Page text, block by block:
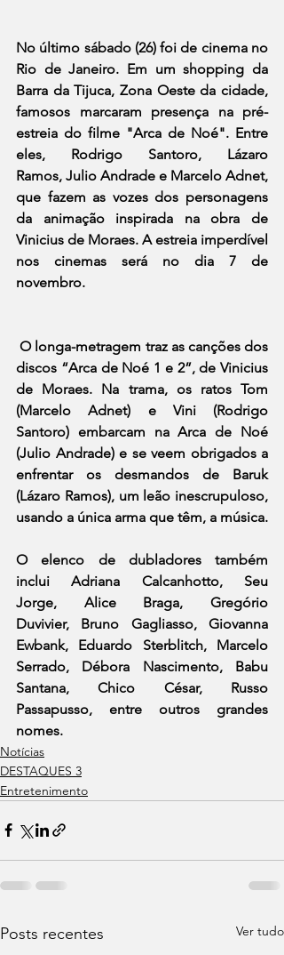
No último sábado (26) foi de cinema no
Rio de Janeiro. Em um shopping da
Barra da Tijuca, Zona Oeste da cidade,
famosos marcaram presença na pré-
estreia do filme "Arca de Noé". Entre
eles, Rodrigo Santoro, Lázaro
Ramos, Julio Andrade e Marcelo Adnet,
que fazem as vozes dos personagens
da animação inspirada na obra de
Vinicius de Moraes. A estreia imperdível
nos cinemas será no dia 7 de
novembro.
O longa-metragem traz as canções dos
discos “Arca de Noé 1 e 2”, de Vinicius
de Moraes. Na trama, os ratos Tom
(Marcelo Adnet) e Vini (Rodrigo
Santoro) embarcam na Arca de Noé
(Julio Andrade) e se veem obrigados a
enfrentar os desmandos de Baruk
(Lázaro Ramos), um leão inescrupuloso,
usando a única arma que têm, a música.
O elenco de dubladores também
inclui Adriana Calcanhotto, Seu
Jorge, Alice Braga, Gregório
Duvivier, Bruno Gagliasso, Giovanna
Ewbank, Eduardo Sterblitch, Marcelo
Serrado, Débora Nascimento, Babu
Santana, Chico César, Russo
Passapusso, entre outros grandes
nomes.
Notícias
DESTAQUES 3
Entretenimento
Posts recentes Ver tudo